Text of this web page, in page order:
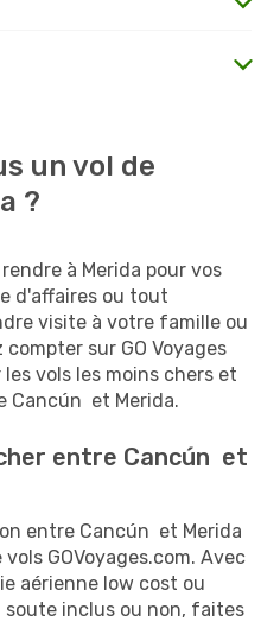
un vol de
?
à Merida pour vos
d'affaires ou tout
visite à votre famille ou
compter sur GO Voyages
vols les moins chers et
Cancún et Merida.
entre Cancún et
entre Cancún et Merida
GOVoyages.com. Avec
aérienne low cost ou
inclus ou non, faites